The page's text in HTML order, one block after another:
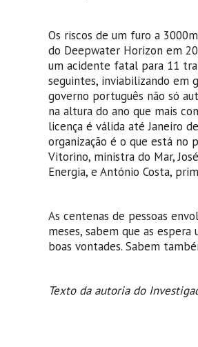
Os riscos de um furo a
do Deepwater Horizon em
um acidente fatal para 11
seguintes, inviabilizando em
governo português não só
na altura do ano que mais
licença é válida até Janeiro
organização é o que está no
Vitorino, ministra do Mar,
Energia, e António Costa,
As centenas de pessoas
meses, sabem que as
boas vontades. Sabem
Texto da autoria do